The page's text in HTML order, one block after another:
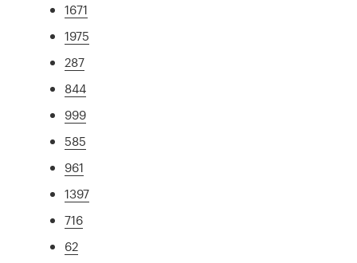
1671
1975
287
844
999
585
961
1397
716
62